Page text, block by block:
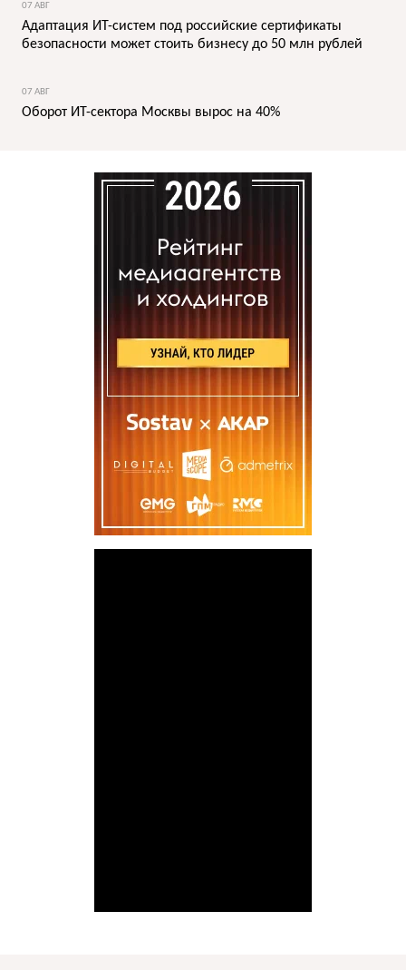
07 АВГ
Адаптация ИТ-систем под российские сертификаты
безопасности может стоить бизнесу до 50 млн рублей
07 АВГ
Оборот ИТ-сектора Москвы вырос на 40%